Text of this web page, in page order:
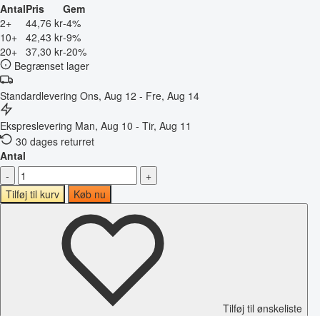
AntalPris
Gem
2+
44,76 kr-4%
10+ 42,43 kr-9%
20+ 37,30 kr-20%
Begrænset lager
Standardlevering Ons, Aug 12 - Fre, Aug 14
Ekspreslevering Man, Aug 10 - Tir, Aug 11
30 dages returret
Antal
-
+
Tilføj til kurv
Køb nu
Tilføj til ønskeliste